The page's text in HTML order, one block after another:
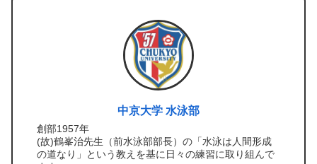
中京大学 水泳部
創部1957年
(故)鶴峯治先生（前水泳部部長）の「水泳は人間形成
の道なり」という教えを基に日々の練習に取り組んで